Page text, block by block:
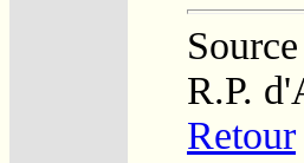
R.P.
Retour